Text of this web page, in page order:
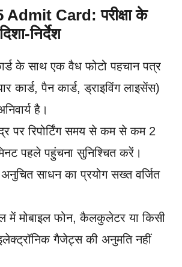
Card: परीक्षा के
निर्देश
के साथ एक वैध फोटो पहचान पत्र
कार्ड, पैन कार्ड, ड्राइविंग लाइसेंस)
है।
पर रिपोर्टिंग समय से कम से कम 2
पहले पहुंचना सुनिश्चित करें।
साधन का प्रयोग सख्त वर्जित
में मोबाइल फोन, कैलकुलेटर या किसी
गैजेट्स की अनुमति नहीं